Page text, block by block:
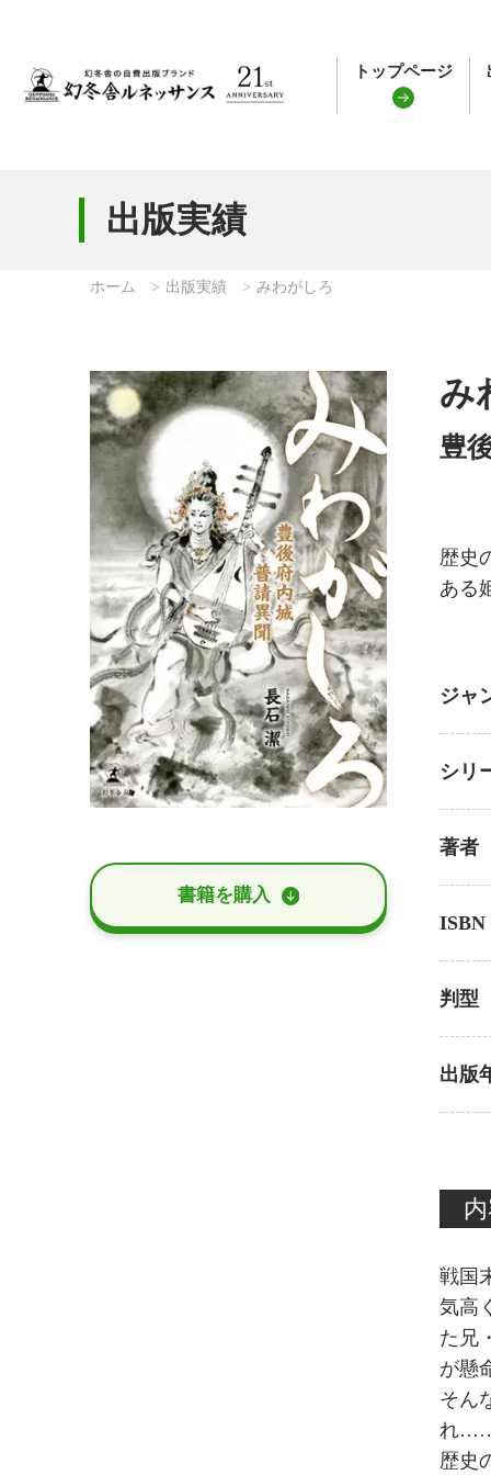
トップページ
出版実績
ホーム 出版実績 みわがしろ
書籍を購⼊
み
豊
歴史
ある
ジャ
シリ
著者
ISBN
判型
出版
戦国
気高
た兄
が懸
そん
れ
歴史